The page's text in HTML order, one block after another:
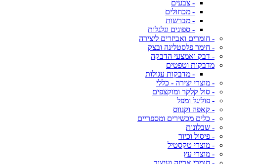
- צבעים
- מכחולים
- מברשות
- ספוגים וגלגלות
- חומרים ואביזרים ליצירה
- חימר פלסטלינה ובצק
- דבק ואמצעי הדבקה
מדבקות וטפטים
- מדבקות עגולות
- מוצרי יצירה - כללי
- סול קלקר ומוקצפים
- פוליגל ומפל
- קאפה וקנווס
- כלים מכשירים ומספריים
- שבלונות
- פיסול וכיור
- מוצרי טקסטיל
- מוצרי עץ